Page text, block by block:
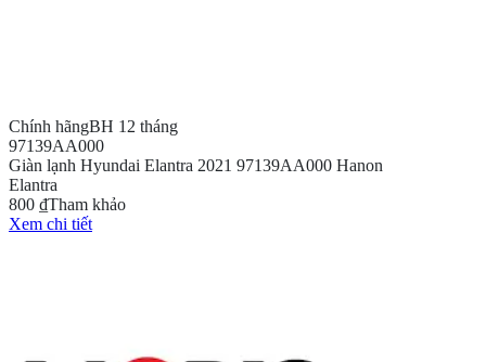
Chính hãngBH 12 tháng
97139AA000
Giàn lạnh Hyundai Elantra 2021 97139AA000 Hanon
Elantra
800 ₫Tham khảo
Xem chi tiết